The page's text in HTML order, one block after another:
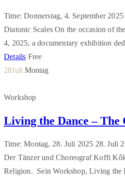
Time: Donnerstag, 4. September 2025
Diatonic Scales On the occasion of
4, 2025, a documentary exhibition
Details Free
28Juli Montag
Workshop
Living the Dance – The
Time: Montag, 28. Juli 2025 28. Juli
Der Tänzer und Choreograf Koffi
Religion. Sein Workshop, Living the